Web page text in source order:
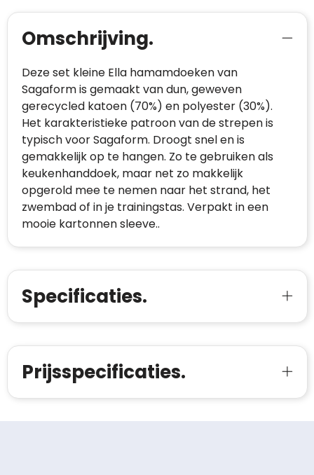
Omschrijving.
Deze set kleine Ella hamamdoeken van
Sagaform is gemaakt van dun, geweven
gerecycled katoen (70%) en polyester (30%).
Het karakteristieke patroon van de strepen is
typisch voor Sagaform. Droogt snel en is
gemakkelijk op te hangen. Zo te gebruiken als
keukenhanddoek, maar net zo makkelijk
opgerold mee te nemen naar het strand, het
zwembad of in je trainingstas. Verpakt in een
mooie kartonnen sleeve..
Specificaties.
Prijsspecificaties.